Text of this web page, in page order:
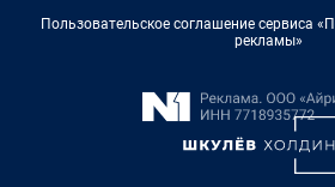
Пользовательское соглашение сервиса
рекламы»